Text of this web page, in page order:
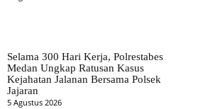
Selama 300 Hari Kerja, Polrestabes
Medan Ungkap Ratusan Kasus
Kejahatan Jalanan Bersama Polsek
Jajaran
5 Agustus 2026